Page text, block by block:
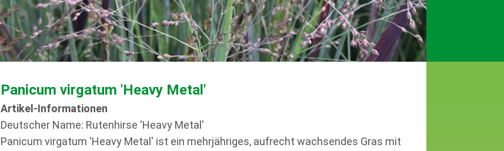
Panicum virgatum 'Heavy Metal'
Artikel-Informationen
Deutscher Name: Rutenhirse 'Heavy Metal'
Panicum virgatum 'Heavy Metal' ist ein mehrjähriges, aufrecht wachsendes Gras mit